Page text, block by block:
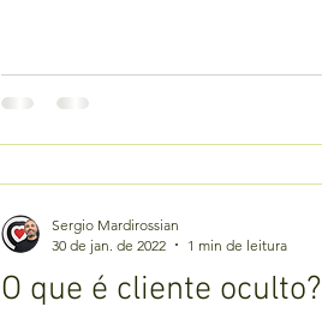
O que é cliente oculto?
Sergio Mardirossian
30 de jan. de 2022
1 min de leitura